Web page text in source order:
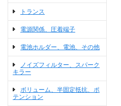
トランス
電源関係、圧着端子
電池ホルダー、電池、その他
ノイズフィルター、スパーク
キラー
ボリューム、半固定抵抗、ポ
テンション